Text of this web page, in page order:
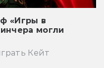
«Игры в
могли
Кейт